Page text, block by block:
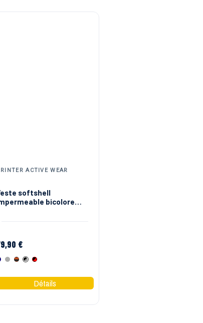
ACTIVE WEAR
softshell
bicolore
€
Marine
GrisNoir Orange
Noir Gris
Noir Rouge